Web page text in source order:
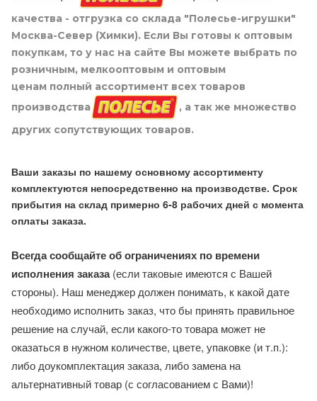
качества - отгрузка со склада "Полесье-игрушки"
Москва-Север (Химки). Если Вы готовы к оптовым
покупкам, то у нас на сайте Вы можете выбрать по
розничным, мелкооптовым и оптовым
ценам полный ассортимент всех товаров
производства
, а так же множество
других сопутствующих товаров.
Ваши заказы по нашему основному ассортименту
комплектуются непосредственно на производстве. Срок
прибытия на склад примерно 6-8 рабочих дней с момента
оплаты заказа.
Всегда сообщайте об ограничениях по времени
исполнения заказа(если таковые имеются с Вашей
стороны). Наш менеджер должен понимать, к какой дате
необходимо исполнить заказ, что бы принять правильное
решение на случай, если какого-то товара может не
оказаться в нужном количестве, цвете, упаковке (и т.п.):
либо доукомплектация заказа, либо замена на
альтернативный товар (с согласованием с Вами)!